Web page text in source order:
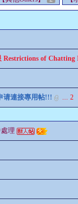
Restrictions of Chatting
请連接專用帖!!! ... 2
理